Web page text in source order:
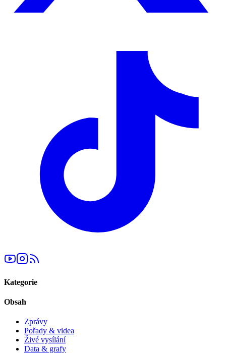
Kategorie
Obsah
Zprávy
Pořady & videa
Živé vysílání
Data & grafy